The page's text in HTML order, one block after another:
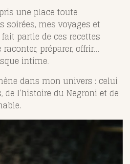
une place toute
soirées, mes voyages et
partie de ces recettes
préparer, offrir…
intime.
dans mon univers : celui
l’histoire du Negroni et de